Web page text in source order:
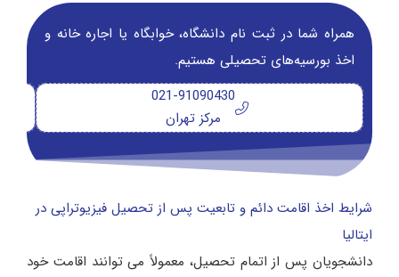
همراه شما در ثبت نام دانشگاه‌، خوابگاه یا اجاره خانه و
اخذ بورسیه‌های تحصیلی هستیم.
021-91090430
مرکز تهران
شرایط اخذ اقامت دائم و تابعیت پس از تحصیل فیزیوتراپی در
ایتالیا
دانشجویان پس از اتمام تحصیل، معمولاً می‌ توانند اقامت خود